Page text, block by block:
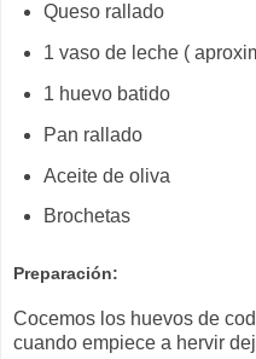
Queso rallado
1 vaso de leche (
1 huevo batido
Pan rallado
Aceite de oliva
Brochetas
Preparación:
Cocemos los huevos de
cuando empiece a hervir